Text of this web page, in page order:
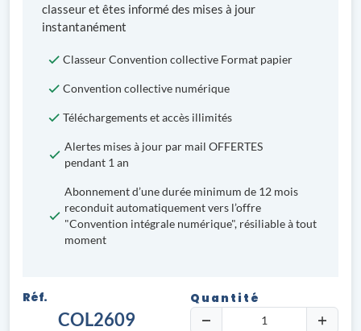
classeur et êtes informé des mises à jour
instantanément
Classeur Convention collective Format papier
Convention collective numérique
Téléchargements et accès illimités
Alertes mises à jour par mail OFFERTES
pendant 1 an
Abonnement d’une durée minimum de 12 mois
reconduit automatiquement vers l’offre
"Convention intégrale numérique", résiliable à tout
moment
Réf.
COL2609
Quantité